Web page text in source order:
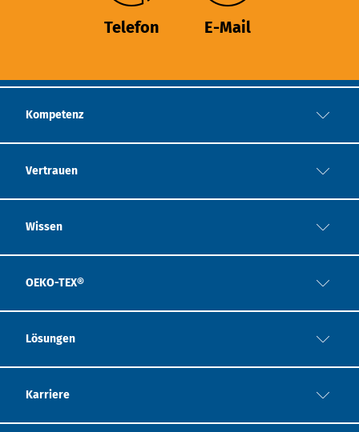
Telefon E-Mail
Kompetenz
Vertrauen
Wissen
OEKO-TEX®
Lösungen
Karriere